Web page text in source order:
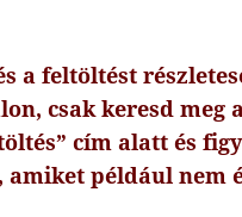
a feltöltést
csak keresd meg
cím alatt és
amiket például nem